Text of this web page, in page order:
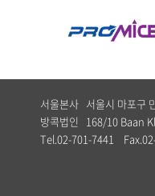
서울본사 서울시 마포구
방콕법인 168/10 Baan
Tel.02-701-7441